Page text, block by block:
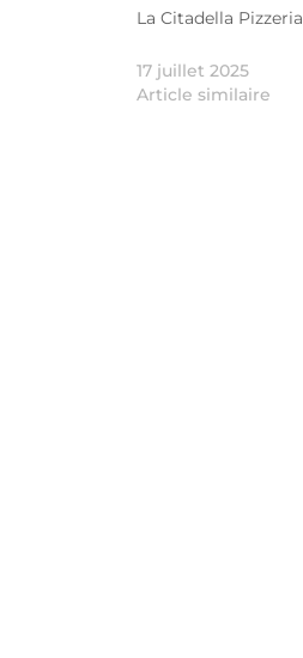
La Citadella Pizzeria
17 juillet 2025
Article similaire